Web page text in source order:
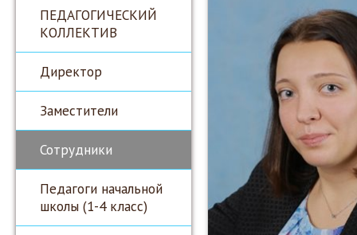
ПЕДАГОГИЧЕСКИЙ
КОЛЛЕКТИВ
Директор
Заместители
Сотрудники
Педагоги начальной
школы (1-4 класс)